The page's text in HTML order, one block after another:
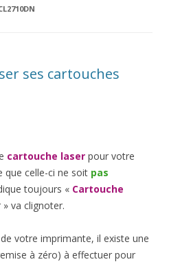
ses cartouches
cartouche laser pour votre
que celle-ci ne soit pas
toujours « Cartouche
va clignoter.
votre imprimante, il existe une
à zéro) à effectuer pour